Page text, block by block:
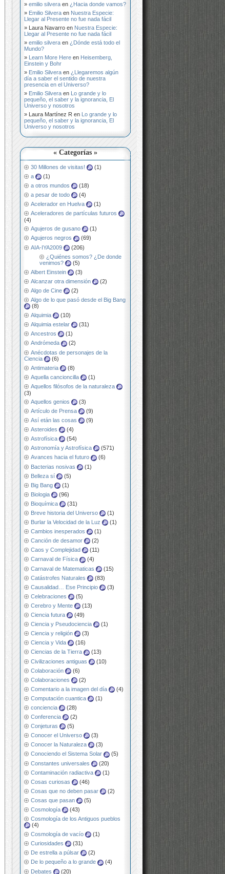
emilio silvera en ¿Hacia donde vamos?
Emilio Silvera en Nuestra Especie:
Llegar al Presente no fue nada fácil
Laura Navarro en Nuestra Especie:
Llegar al Presente no fue nada fácil
emilio silvera en ¿Dónde está todo el
Mundo?
Learn More Here en Heisemberg,
Einstein y Bohr
Emilio Silvera en ¿Llegaremos algún
día a saber el sentido de nuestra
presencia en el Universo?
Emilio Silvera en Lo grande y lo
pequeño, el saber y la ignorancia, El
Universo y nosotros
Laura Martínez R en Lo grande y lo
pequeño, el saber y la ignorancia, El
Universo y nosotros
« Categorías »
30 Millones de visitas!
(1)
a
(1)
a otros mundos
(18)
a pesar de todo
(4)
Acelerador en Huelva
(1)
Aceleradores de partículas futuros
(4)
Agujeros de gusano
(1)
Agujeros negros
(69)
AIA-IYA2009
(206)
¿Quiénes somos? ¿De donde
venimos?
(5)
Albert Einstein
(3)
Alcanzar otra dimensión
(2)
Algo de Cine
(2)
Algo de lo que pasó desde el Big Bang
(8)
Alquimia
(10)
Alquimia estelar
(31)
Ancestros
(1)
Andrómeda
(2)
Anécdotas de personajes de la
Ciencia
(6)
Antimateria
(8)
Aquella cancioncilla
(1)
Aquellos filósofos de la naturaleza
(3)
Aquellos genios
(3)
Artículo de Prensa
(9)
Así etán las cosas
(9)
Asteroides
(4)
Astrofísica
(54)
Astronomía y Astrofísica
(571)
Avances hacia el futuro
(6)
Bacterias nosivas
(1)
Belleza sí
(5)
Big Bang
(1)
Biologia
(96)
Bioquímica
(31)
Breve historia del Universo
(1)
Burlar la Velocidad de la Luz
(1)
Cambios inesperados
(1)
Canción de desamor
(2)
Caos y Complejidad
(11)
Carnaval de Física
(4)
Carnaval de Matematicas
(15)
Catástrofes Naturales
(83)
Causalidad… Ese Principio
(3)
Celebraciones
(5)
Cerebro y Mente
(13)
Ciencia futura
(49)
Ciencia y Pseudociencia
(1)
Ciencia y religión
(3)
Ciencia y Vida
(16)
Ciencias de la Tierra
(13)
Civilizaciones antiguas
(10)
Colaboración
(6)
Colaboraciones
(2)
Comentario a la imagen del día
(4)
Computación cuantica
(1)
conciencia
(28)
Conferencia
(2)
Conjeturas
(5)
Conocer el Universo
(3)
Conocer la Naturaleza
(3)
Conociendo el Sistema Solar
(5)
Constantes universales
(20)
Contaminación radiactiva
(1)
Cosas curiosas
(46)
Cosas que no deben pasar
(2)
Cosas que pasan
(5)
Cosmología
(43)
Cosmología de los Antiguos pueblos
(4)
Cosmología de vacío
(1)
Curiosidades
(31)
De estrella a púlsar
(2)
De lo pequeño a lo grande
(4)
Debates
(20)